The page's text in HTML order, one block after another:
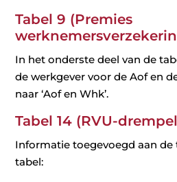
Tabel 9 (Premies
In het onderste deel van de
de werkgever voor de Aof en
naar ‘Aof en Whk’.
Tabel 14 (RVU-
Informatie toegevoegd aan
tabel: